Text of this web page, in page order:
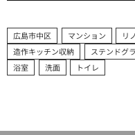
広島市中区 マンション リ
造作キッチン収納
ステンドグ
浴室
洗面 トイレ